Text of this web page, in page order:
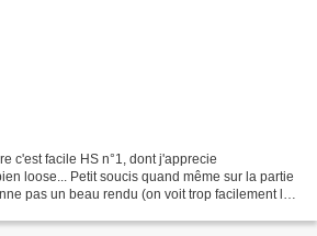
c'est facile HS n°1, dont j'apprecie
loose... Petit soucis quand même sur la partie
pas un beau rendu (on voit trop facilement la